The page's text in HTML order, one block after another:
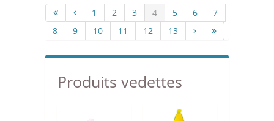
1 2 3 4 5 6
7
8
9 10 11 12 13
Produits vedettes